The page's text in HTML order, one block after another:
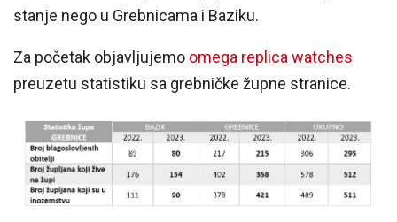
stanje nego u Grebnicama i Baziku.
Za početak objavljujemo omega replica watches
preuzetu statistiku sa grebničke župne stranice.